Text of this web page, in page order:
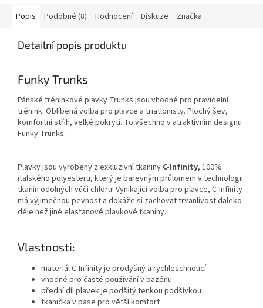
Popis Podobné (8) Hodnocení Diskuze Značka
Detailní popis produktu
Funky Trunks
Pánské tréninkové plavky Trunks jsou vhodné pro pravidelní
trénink. Oblíbená volba pro plavce a triatlonisty. Plochý šev,
komfortní střih, velké pokrytí. To všechno v atraktivním designu
Funky Trunks.
Plavky jsou vyrobeny z exkluzivní tkaniny C-Infinity, 100%
italského polyesteru, který je barevným průlomem v technologii
tkanin odolných vůči chlóru! Vynikající volba pro plavce, C-Infinity
má výjimečnou pevnost a dokáže si zachovat trvanlivost daleko
déle než jiné elastanové plavkové tkaniny.
Vlastnosti:
materiál C-Infinity je prodyšný a rychleschnoucí
vhodné pro časté používání v bazénu
přední díl plavek je podšitý tenkou podšívkou
tkanička v pase pro větší komfort